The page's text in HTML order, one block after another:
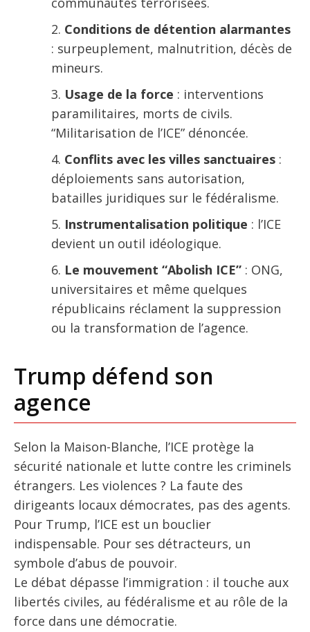
Conditions de détention alarmantes
: surpeuplement, malnutrition, décès de
mineurs.
Usage de la force : interventions
paramilitaires, morts de civils.
“Militarisation de l’ICE” dénoncée.
Conflits avec les villes sanctuaires :
déploiements sans autorisation,
batailles juridiques sur le fédéralisme.
Instrumentalisation politique : l’ICE
devient un outil idéologique.
Le mouvement “Abolish ICE” : ONG,
universitaires et même quelques
républicains réclament la suppression
ou la transformation de l’agence.
Trump défend son
agence
Selon la Maison-Blanche, l’ICE protège la
sécurité nationale et lutte contre les criminels
étrangers. Les violences ? La faute des
dirigeants locaux démocrates, pas des agents.
Pour Trump, l’ICE est un bouclier
indispensable. Pour ses détracteurs, un
symbole d’abus de pouvoir.
Le débat dépasse l’immigration : il touche aux
libertés civiles, au fédéralisme et au rôle de la
force dans une démocratie.